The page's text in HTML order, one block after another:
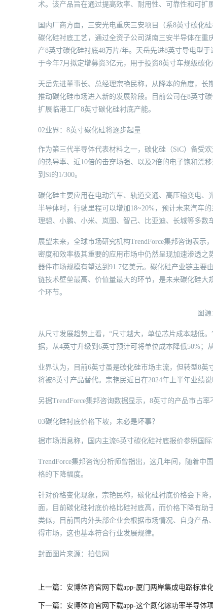
术。该产品旨在通过提高效率、耐用性、可靠性和可扩
国内厂商方面，三安光电重庆三安项目（系8英寸碳化
碳化硅衬底工艺，通过全资子公司湖南三安半导体在
产8英寸碳化硅衬底48万片/年。天岳先进8英寸导电型
于今年7月拟定增募资3亿元，用于投资8英寸车规级碳化
天岳先进董事长、总经理宗艳民称，从降本的角度，长
推动碳化硅市场进入新的发展阶段。目前公司在8英寸
扩展临港工厂8英寸碳化硅衬底产能。
02业界：8英寸碳化硅将逐步起量
作为第三代半导体代表材料之一，碳化硅（SiC）备受
的热导率、近10倍的击穿场强、以及2倍的电子饱和漂
到Si的1/300。
碳化硅主要应用在电动汽车、轨道交通、高压输变电
半导体时，行驶里程可以增加18~20%，预计未来汽车
理想、小鹏、小米、岚图、智己、比亚迪、长城等多数
展望未来，全球市场研究机构TrendForce集邦咨询表
密度和效率极其重要的应用市场中仍然呈现加速渗透之
器件市场规模有望达到91.7亿美元。碳化硅产业链主要
链技术壁垒最高、价值量最大的环节，是未来碳化硅
个环节。
图
从尺寸发展趋势上看，“尺寸越大，单位芯片成本越低
据，从4英寸升级到6英寸预计可将单位成本降低50%；
业界认为，目前6英寸虽是碳化硅市场主流，但转型8英
将被8英寸产品替代。宗艳民近日在2024年上半年业绩
另据TrendForce集邦咨询数据显示，8英寸的产品市占
03碳化硅衬底价格下坡，未必是坏事？
据市场消息称，国内主流6英寸碳化硅衬底报价参照国
TrendForce集邦咨询分析师曾指出，这几年间，随着
格的下降幅度。
针对价格变化现象，宗艳民称，碳化硅衬底价格会下
面，目前碳化硅衬底价格比硅衬底高，而价格下降有
类似，目前国内外头部企业会根据市场情况、自身产
得市场，这也基本符合行业发展规律。
封面图片来源：拍信网
上一篇：安博体育官网下载app-厦门两岸集成电路标准
下一篇：安博体育官网下载app-这个氮化镓功率半导体